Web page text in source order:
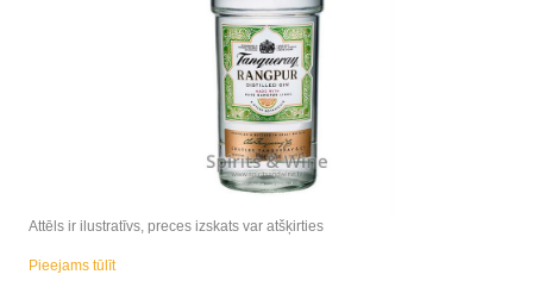
Attēls ir ilustratīvs, preces izskats var atšķirties
Pieejams tūlīt